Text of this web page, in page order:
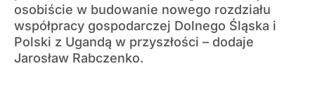
osobiście w budowanie nowego rozdziału
współpracy gospodarczej Dolnego Śląska i
Polski z Ugandą w przyszłości – dodaje
Jarosław Rabczenko.